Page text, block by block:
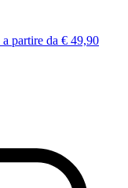
a partire da € 49,90